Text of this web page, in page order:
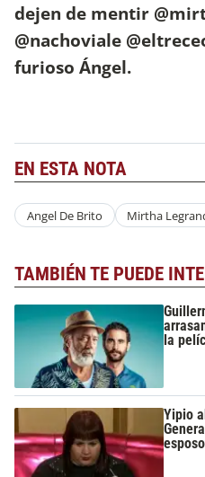
dejen de mentir
@nachoviale
furioso Ángel.
EN ESTA NOTA
Angel De Brito Mirtha
TAMBIÉN TE PUEDE
la
Yipio